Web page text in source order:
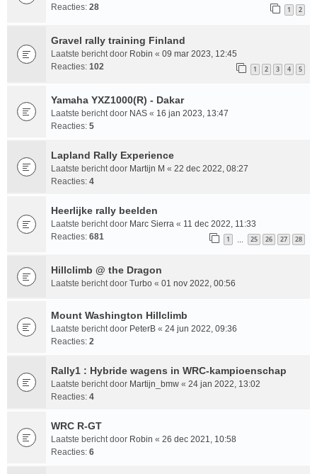
Reacties: 28 1 2
Gravel rally training Finland
Laatste bericht door Robin « 09 mar 2023, 12:45
Reacties: 102 1 2 3 4 5
Yamaha YXZ1000(R) - Dakar
Laatste bericht door NAS « 16 jan 2023, 13:47
Reacties: 5
Lapland Rally Experience
Laatste bericht door Martijn M « 22 dec 2022, 08:27
Reacties: 4
Heerlijke rally beelden
Laatste bericht door Marc Sierra « 11 dec 2022, 11:33
Reacties: 681 1 25 26 27 28
Hillclimb @ the Dragon
Laatste bericht door Turbo « 01 nov 2022, 00:56
Mount Washington Hillclimb
Laatste bericht door PeterB « 24 jun 2022, 09:36
Reacties: 2
Rally1 : Hybride wagens in WRC-kampioenschap
Laatste bericht door Martijn_bmw « 24 jan 2022, 13:02
Reacties: 4
WRC R-GT
Laatste bericht door Robin « 26 dec 2021, 10:58
Reacties: 6